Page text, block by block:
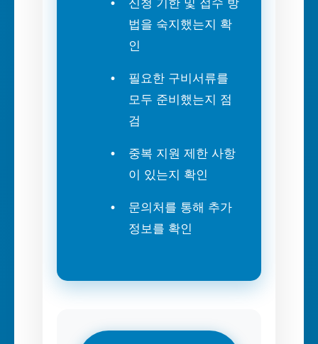
신청 기한 및 접수 방
법을 숙지했는지 확
인
필요한 구비서류를
모두 준비했는지 점
검
중복 지원 제한 사항
이 있는지 확인
문의처를 통해 추가
정보를 확인